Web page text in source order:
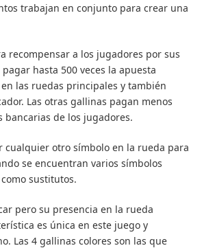
trabajan en conjunto para crear una
recompensar a los jugadores por sus
hasta 500 veces la apuesta
las ruedas principales y también
Las otras gallinas pagan menos
de los jugadores.
cualquier otro símbolo en la rueda para
se encuentran varios símbolos
sustitutos.
pero su presencia en la rueda
es única en este juego y
Las 4 gallinas colores son las que